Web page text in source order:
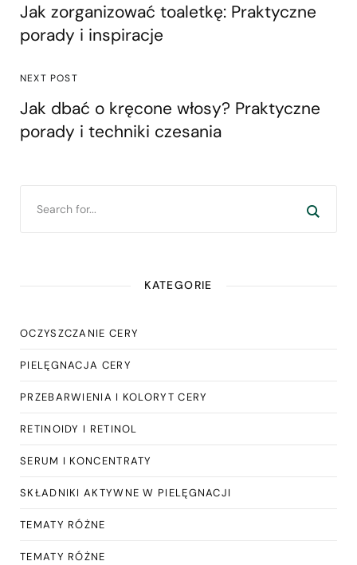
Jak zorganizować toaletkę: Praktyczne
porady i inspiracje
NEXT POST
Jak dbać o kręcone włosy? Praktyczne
porady i techniki czesania
KATEGORIE
OCZYSZCZANIE CERY
PIELĘGNACJA CERY
PRZEBARWIENIA I KOLORYT CERY
RETINOIDY I RETINOL
SERUM I KONCENTRATY
SKŁADNIKI AKTYWNE W PIELĘGNACJI
TEMATY RÓŻNE
TEMATY RÓŻNE